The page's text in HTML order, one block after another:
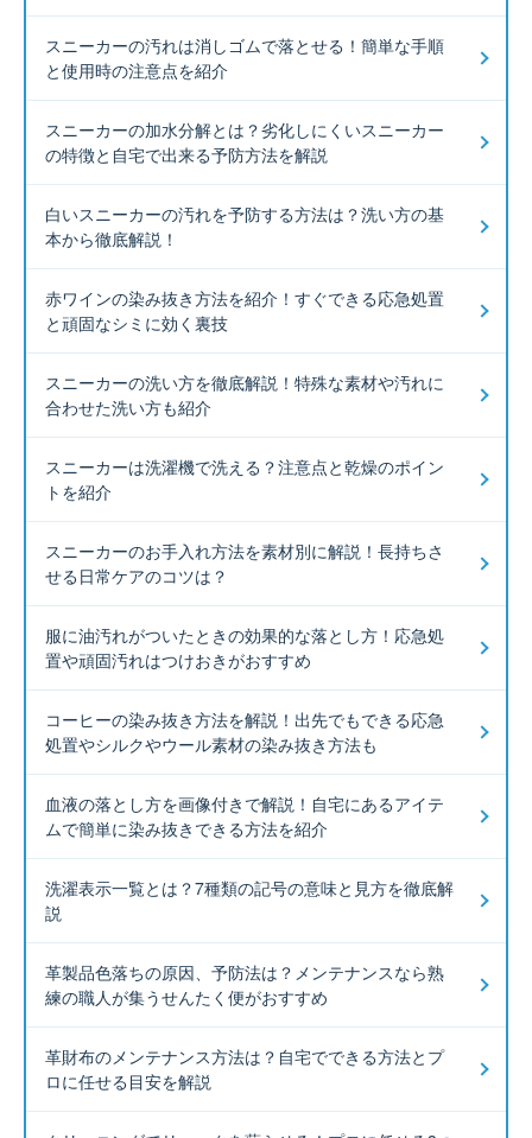
スニーカーの汚れは消しゴムで落とせる！簡単な手順
と使用時の注意点を紹介
スニーカーの加水分解とは？劣化しにくいスニーカー
の特徴と自宅で出来る予防方法を解説
白いスニーカーの汚れを予防する方法は？洗い方の基
本から徹底解説！
赤ワインの染み抜き方法を紹介！すぐできる応急処置
と頑固なシミに効く裏技
スニーカーの洗い方を徹底解説！特殊な素材や汚れに
合わせた洗い方も紹介
スニーカーは洗濯機で洗える？注意点と乾燥のポイン
トを紹介
スニーカーのお手入れ方法を素材別に解説！長持ちさ
せる日常ケアのコツは？
服に油汚れがついたときの効果的な落とし方！応急処
置や頑固汚れはつけおきがおすすめ
コーヒーの染み抜き方法を解説！出先でもできる応急
処置やシルクやウール素材の染み抜き方法も
血液の落とし方を画像付きで解説！自宅にあるアイテ
ムで簡単に染み抜きできる方法を紹介
洗濯表示一覧とは？7種類の記号の意味と見方を徹底解
説
革製品色落ちの原因、予防法は？メンテナンスなら熟
練の職人が集うせんたく便がおすすめ
革財布のメンテナンス方法は？自宅でできる方法とプ
ロに任せる目安を解説